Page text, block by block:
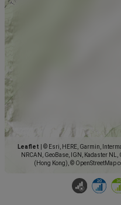
Leaflet
© Esri, HERE, Garmin,
NRCAN, GeoBase, IGN, Kadaster
(Hong Kong), © OpenStreetMap